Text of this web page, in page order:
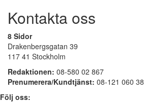
Kontakta oss
8 Sidor
Drakenbergsgatan 39
117 41 Stockholm
Redaktionen: 08-580 02 867
Prenumerera/Kundtjänst: 08-121 060 38
Följ oss: